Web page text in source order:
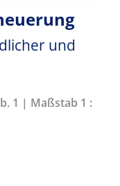
und
1 | Maßstab 1 :